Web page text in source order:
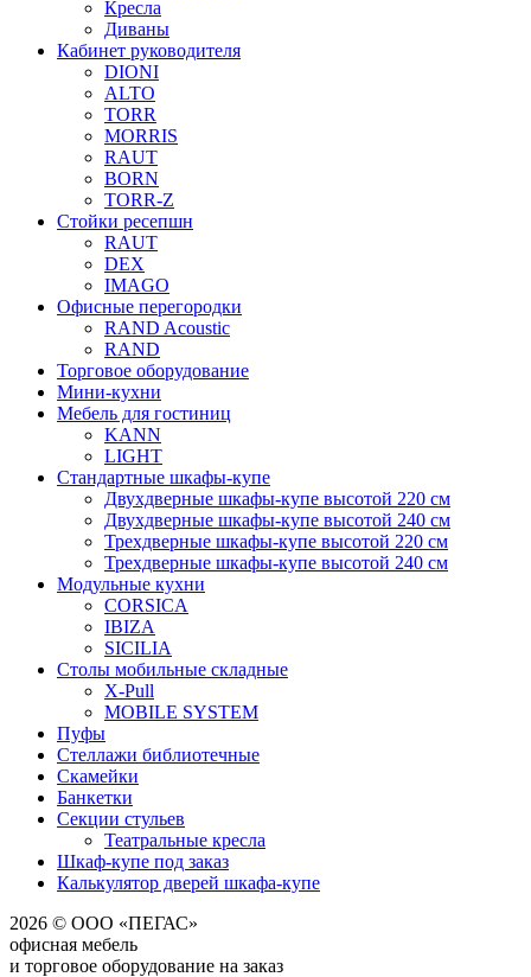
Кресла
Диваны
Кабинет руководителя
DIONI
ALTO
TORR
MORRIS
RAUT
BORN
TORR-Z
Стойки ресепшн
RAUT
DEX
IMAGO
Офисные перегородки
RAND Acoustic
RAND
Торговое оборудование
Мини-кухни
Мебель для гостиниц
KANN
LIGHT
Стандартные шкафы-купе
Двухдверные шкафы-купе высотой 220 см
Двухдверные шкафы-купе высотой 240 см
Трехдверные шкафы-купе высотой 220 см
Трехдверные шкафы-купе высотой 240 см
Модульные кухни
CORSICA
IBIZA
SICILIA
Столы мобильные складные
X-Pull
MOBILE SYSTEM
Пуфы
Стеллажи библиотечные
Скамейки
Банкетки
Секции стульев
Театральные кресла
Шкаф-купе под заказ
Калькулятор дверей шкафа-купе
2026 © ООО «ПЕГАС»
офисная мебель
и торговое оборудование на заказ